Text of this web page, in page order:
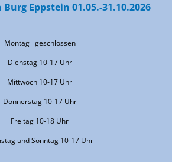
Eppstein 01.05.-31.10.2026
Montag geschlossen
Dienstag 10-17 Uhr
Mittwoch 10-17 Uhr
Donnerstag 10-17 Uhr
Freitag 10-18 Uhr
und Sonntag 10-17 Uhr